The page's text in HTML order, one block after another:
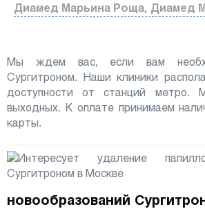
Диамед Марьина Роща, Диамед
Мы ждем вас, если вам
Сургитроном. Наши клиники
доступности от станций метро.
выходных. К оплате принимаем
карты.
новообразований